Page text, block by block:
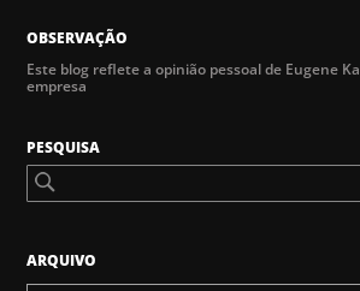
OBSERVAÇÃO
Este blog reflete a opinião pessoal de Eugene
empresa
PESQUISA
ARQUIVO